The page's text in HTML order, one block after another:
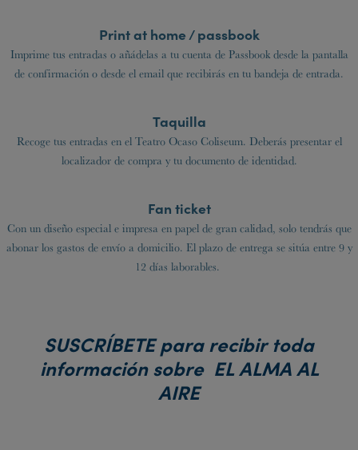
Print at home / passbook
Imprime tus entradas o añádelas a tu cuenta de Passbook desde la pantalla
de confirmación o desde el email que recibirás en tu bandeja de entrada.
Taquilla
Recoge tus entradas en el Teatro Ocaso Coliseum. Deberás presentar el
localizador de compra y tu documento de identidad.
Fan ticket
Con un diseño especial e impresa en papel de gran calidad, solo tendrás que
abonar los gastos de envío a domicilio. El plazo de entrega se sitúa entre 9 y
12 días laborables.
SUSCRÍBETE para recibir toda
información sobre EL ALMA AL
AIRE